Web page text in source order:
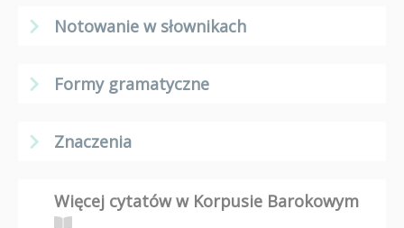
Notowanie w słownikach
Formy gramatyczne
Znaczenia
Więcej cytatów w Korpusie Barokowym